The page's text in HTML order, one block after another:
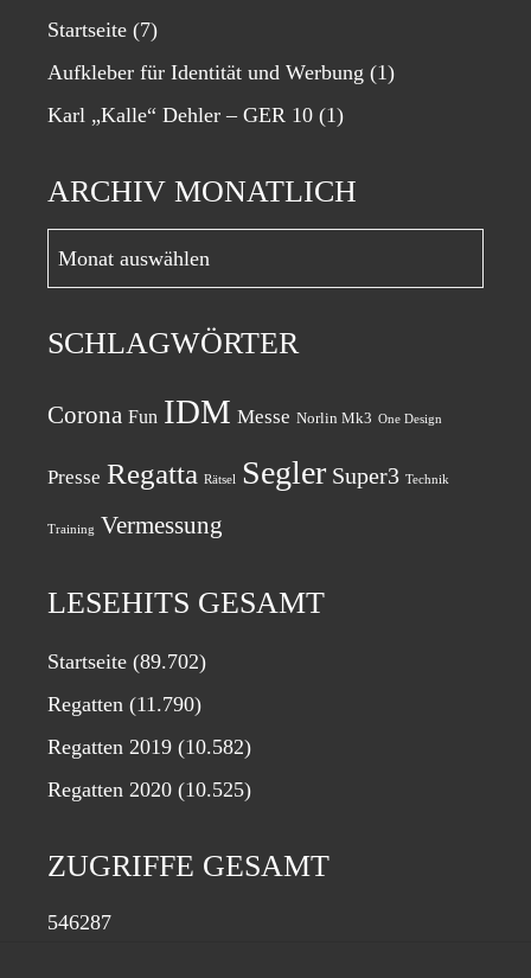
Startseite (7)
Aufkleber für Identität und Werbung (1)
Karl „Kalle“ Dehler – GER 10 (1)
ARCHIV MONATLICH
Archiv
monatlich
SCHLAGWÖRTER
Corona Fun IDM Messe Norlin Mk3 One Design
Presse Regatta Rätsel Segler Super3 Technik
Training Vermessung
LESEHITS GESAMT
Startseite (89.702)
Regatten (11.790)
Regatten 2019 (10.582)
Regatten 2020 (10.525)
ZUGRIFFE GESAMT
546287